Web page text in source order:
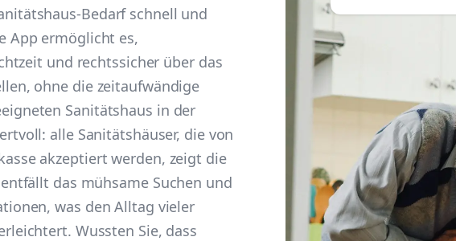
Bedarf schnell und
App ermöglicht es,
und rechtssicher über das
ohne die zeitaufwändige
Sanitätshaus in der
alle Sanitätshäuser, die von
akzeptiert werden, zeigt die
das mühsame Suchen und
was den Alltag vieler
Wussten Sie, dass